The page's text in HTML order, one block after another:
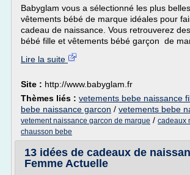
Babyglam vous a sélectionné les plus
vêtements bébé de marque idéales pour
cadeau de naissance. Vous retrouverez
bébé fille et vêtements bébé garçon de
Lire la suite
Site : http://www.babyglam.fr
Thèmes liés : vetements bebe naissance
bebe naissance garcon / vetements bebe
vetement naissance garcon de marque / cadeaux
chausson bebe
13 idées de cadeaux de
Femme Actuelle